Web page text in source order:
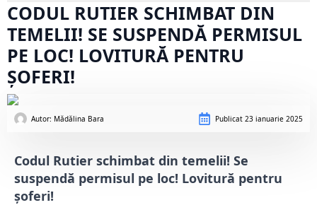
CODUL RUTIER SCHIMBAT DIN
TEMELII! SE SUSPENDĂ PERMISUL
PE LOC! LOVITURĂ PENTRU
ȘOFERI!
Autor: Mădălina Bara Publicat 23 ianuarie 2025
Codul Rutier schimbat din temelii! Se
suspendă permisul pe loc! Lovitură pentru
șoferi!